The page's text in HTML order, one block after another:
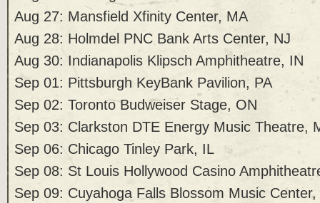
Aug 27: Mansfield Xfinity Center, MA
Aug 28: Holmdel PNC Bank Arts Center, NJ
Aug 30: Indianapolis Klipsch Amphitheatre, IN
Sep 01: Pittsburgh KeyBank Pavilion, PA
Sep 02: Toronto Budweiser Stage, ON
Sep 03: Clarkston DTE Energy Music Theatre,
Sep 06: Chicago Tinley Park, IL
Sep 08: St Louis Hollywood Casino
Sep 09: Cuyahoga Falls Blossom Music Center,